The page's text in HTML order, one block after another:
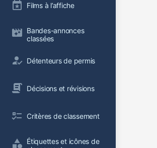
Films à l’affiche
Bandes-annonces
classées
Détenteurs de permis
Décisions et révisions
Critères de classement
Étiquettes et icônes de